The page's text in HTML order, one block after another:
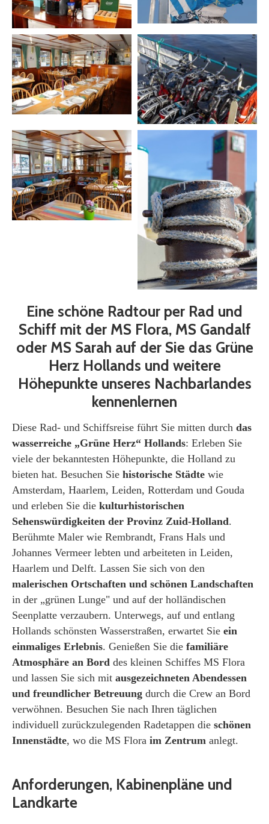
Eine schöne Radtour per Rad und
Schiff mit der MS Flora, MS Gandalf
oder MS Sarah auf der Sie das Grüne
Herz Hollands und weitere
Höhepunkte unseres Nachbarlandes
kennenlernen
Diese Rad- und Schiffsreise führt Sie mitten durch das
wasserreiche „Grüne Herz“ Hollands: Erleben Sie
viele der bekanntesten Höhepunkte, die Holland zu
bieten hat. Besuchen Sie historische Städte wie
Amsterdam, Haarlem, Leiden, Rotterdam und Gouda
und erleben Sie die kulturhistorischen
Sehenswürdigkeiten der Provinz Zuid-Holland.
Berühmte Maler wie Rembrandt, Frans Hals und
Johannes Vermeer lebten und arbeiteten in Leiden,
Haarlem und Delft. Lassen Sie sich von den
malerischen Ortschaften und schönen Landschaften
in der „grünen Lunge" und auf der holländischen
Seenplatte verzaubern. Unterwegs, auf und entlang
Hollands schönsten Wasserstraßen, erwartet Sie ein
einmaliges Erlebnis. Genießen Sie die familiäre
Atmosphäre an Bord des kleinen Schiffes MS Flora
und lassen Sie sich mit ausgezeichneten Abendessen
und freundlicher Betreuung durch die Crew an Bord
verwöhnen. Besuchen Sie nach Ihren täglichen
individuell zurückzulegenden Radetappen die schönen
Innenstädte, wo die MS Flora im Zentrum anlegt.
Anforderungen, Kabinenpläne und
Landkarte